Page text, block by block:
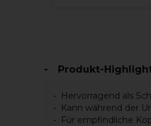
Produkt-
Hervorragend als
Kann während der
Für empfindliche